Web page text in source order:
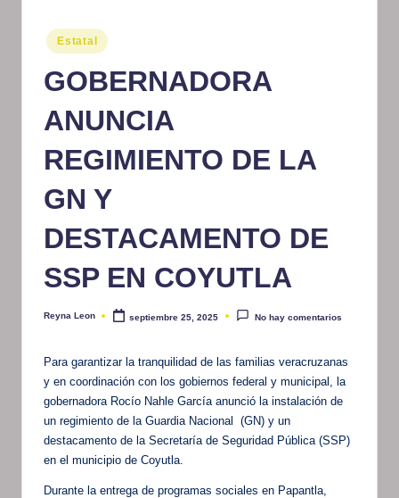
m
at
iv
o
Publicado
en
Estatal
GOBERNADORA
ANUNCIA
REGIMIENTO DE LA
GN Y
DESTACAMENTO DE
SSP EN COYUTLA
Publicado
Reyna Leon septiembre 25, 2025 No hay comentarios
Para garantizar la tranquilidad de las familias veracruzanas
y en coordinación con los gobiernos federal y municipal, la
gobernadora Rocío Nahle García anunció la instalación de
un regimiento de la Guardia Nacional (GN) y un
destacamento de la Secretaría de Seguridad Pública (SSP)
en el municipio de Coyutla.
Durante la entrega de programas sociales en Papantla,